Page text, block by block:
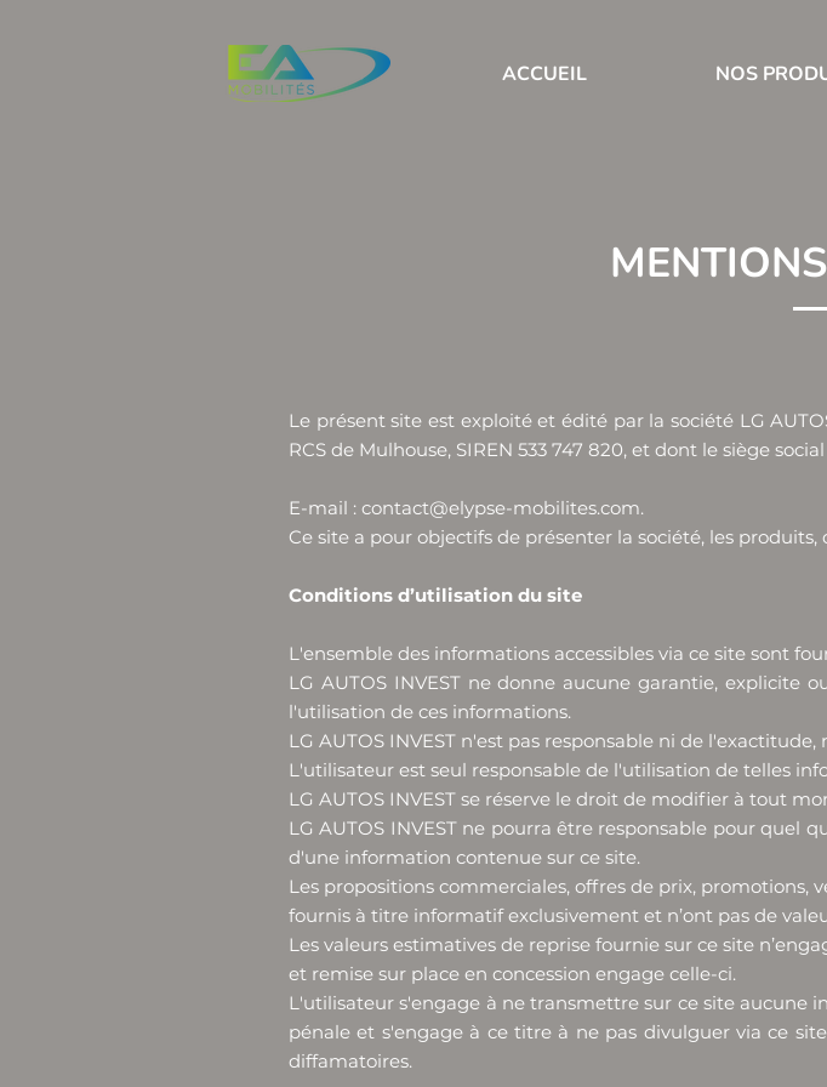
ACCUEIL NOS
Le présent site est exploité et édité par la société LG
RCS de Mulhouse, SIREN 533 747 820, et dont le siège
E-mail : contact@elypse-mobilites.com.
Ce site a pour objectifs de présenter la société, les
Conditions d’utilisation du site
L'ensemble des informations accessibles via ce site sont
LG AUTOS INVEST ne donne aucune garantie, explicite
l'utilisation de ces informations.
LG AUTOS INVEST n'est pas responsable ni de
L'utilisateur est seul responsable de l'utilisation de telles
LG AUTOS INVEST se réserve le droit de modifier à tout
LG AUTOS INVEST ne pourra être responsable pour
d'une information contenue sur ce site.
Les propositions commerciales, offres de prix, promotions,
fournis à titre informatif exclusivement et n’ont pas de
Les valeurs estimatives de reprise fournie sur ce site
et remise sur place en concession engage celle-ci.
L'utilisateur s'engage à ne transmettre sur ce site
pénale et s'engage à ce titre à ne pas divulguer via ce
diffamatoires.